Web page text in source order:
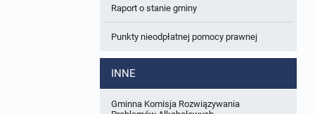
W trakcie opracowania
Zbiory danych przestrzennych
Analizy zmian w zagospodarowaniu
Raport o stanie gminy
Punkty nieodpłatnej pomocy prawnej
INNE
Gminna Komisja Rozwiązywania